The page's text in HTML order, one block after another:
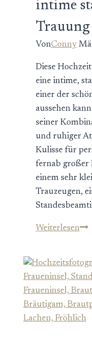
intime
Trauung
VonConny
Diese
eine intime,
einer der
aussehen
seiner
und ruhiger
Kulisse für
fernab großer
einem sehr
Trauzeugen,
Weiterlesen